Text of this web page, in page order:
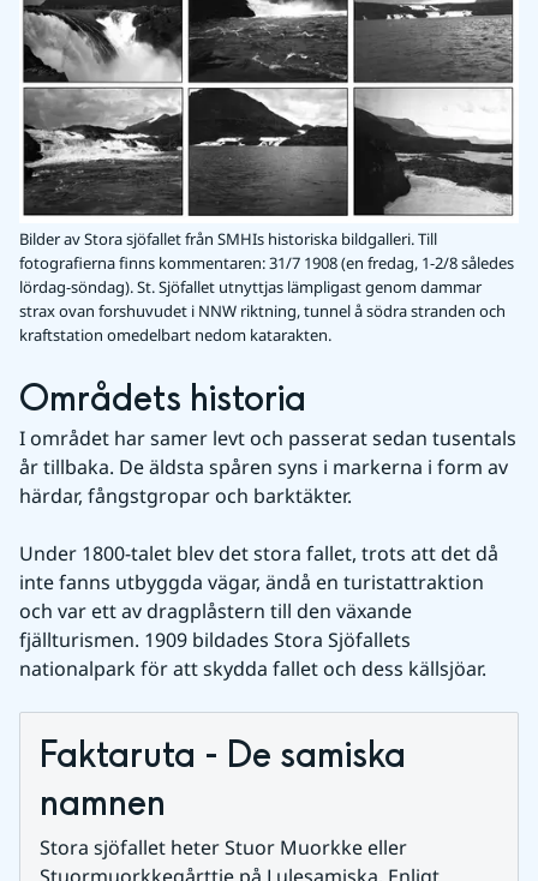
Bilder av Stora sjöfallet från SMHIs historiska bildgalleri. Till
fotografierna finns kommentaren: 31/7 1908 (en fredag, 1-2/8 således
lördag-söndag). St. Sjöfallet utnyttjas lämpligast genom dammar
strax ovan forshuvudet i NNW riktning, tunnel å södra stranden och
kraftstation omedelbart nedom katarakten.
Områdets historia
I området har samer levt och passerat sedan tusentals
år tillbaka. De äldsta spåren syns i markerna i form av
härdar, fångstgropar och barktäkter.
Under 1800-talet blev det stora fallet, trots att det då
inte fanns utbyggda vägar, ändå en turistattraktion
och var ett av dragplåstern till den växande
fjällturismen. 1909 bildades Stora Sjöfallets
nationalpark för att skydda fallet och dess källsjöar.
Faktaruta - De samiska
namnen
Stora sjöfallet heter Stuor Muorkke eller